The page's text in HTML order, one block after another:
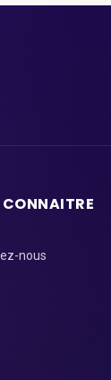
nous